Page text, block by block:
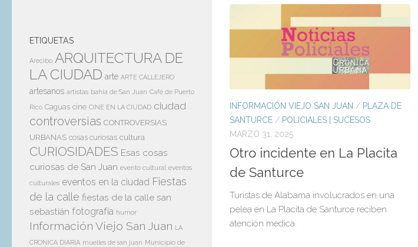
INFORMACIÓN VIEJO SAN JUAN / PLAZA DE
SANTURCE / POLICIALES | SUCESOS
MARZO 31, 2025
Otro incidente en La Placita
de Santurce
Turistas de Alabama involucrados en una
pelea en La Placita de Santurce reciben
atención medica.
ETIQUETAS
Arecibo ARQUITECTURA DE
LA CIUDAD arte ARTE CALLEJERO
artesanos artistas bahía de San Juan Café de Puerto
Rico Caguas cine CINE EN LA CIUDAD ciudad
controversias CONTROVERSIAS
URBANAS cosas curiosas cultura
CURIOSIDADES Esas cosas
curiosas de San Juan evento cultural eventos
culturales eventos en la ciudad Fiestas
de la calle fiestas de la calle san
sebastián fotografía humor
Información Viejo San Juan LA
CRONICA DIARIA muelles de san juan Municipio de